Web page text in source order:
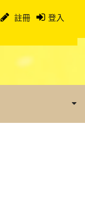
註冊 登入